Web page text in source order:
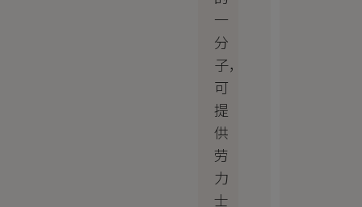
一
分
子，
可
提
供
劳
力
士